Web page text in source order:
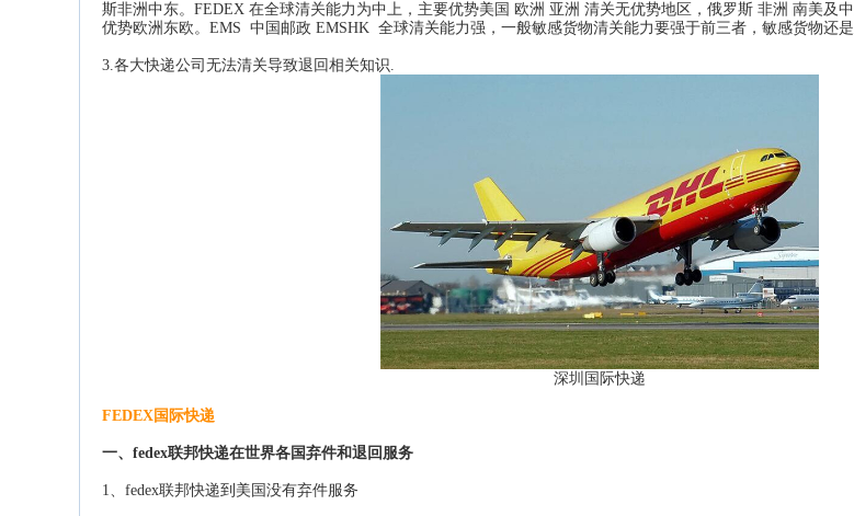
斯非洲中东。FEDEX 在全球清关能力为中上，主要优势美国 欧洲 亚洲 清关无优势地区，俄罗斯 非洲 南美及
优势欧洲东欧。EMS 中国邮政 EMSHK 全球清关能力强，一般敏感货物清关能力要强于前三者，敏感货物还是
3.各大快递公司无法清关导致退回相关知识.
深圳国际快递
FEDEX国际快递
一、fedex联邦快递在世界各国弃件和退回服务
1、fedex联邦快递到美国没有弃件服务